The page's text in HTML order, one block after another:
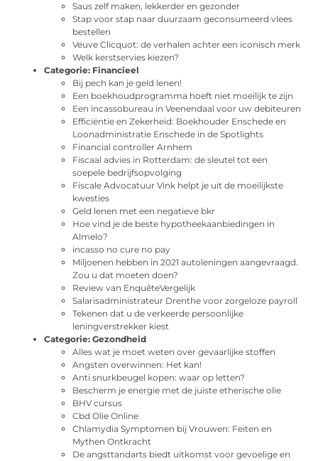
Saus zelf maken, lekkerder en gezonder
Stap voor stap naar duurzaam geconsumeerd vlees
bestellen
Veuve Clicquot: de verhalen achter een iconisch merk
Welk kerstservies kiezen?
Categorie: Financieel
Bij pech kan je geld lenen!
Een boekhoudprogramma hoeft niet moeilijk te zijn
Een incassobureau in Veenendaal voor uw debiteuren
Efficiëntie en Zekerheid: Boekhouder Enschede en
Loonadministratie Enschede in de Spotlights
Financial controller Arnhem
Fiscaal advies in Rotterdam: de sleutel tot een
soepele bedrijfsopvolging
Fiscale Advocatuur Vink helpt je uit de moeilijkste
kwesties
Geld lenen met een negatieve bkr
Hoe vind je de beste hypotheekaanbiedingen in
Almelo?
incasso no cure no pay
Miljoenen hebben in 2021 autoleningen aangevraagd.
Zou u dat moeten doen?
Review van EnquêteVergelijk
Salarisadministrateur Drenthe voor zorgeloze payroll
Tekenen dat u de verkeerde persoonlijke
leningverstrekker kiest
Categorie: Gezondheid
Alles wat je moet weten over gevaarlijke stoffen
Angsten overwinnen: Het kan!
Anti snurkbeugel kopen: waar op letten?
Bescherm je energie met de juiste etherische olie
BHV cursus
Cbd Olie Online
Chlamydia Symptomen bij Vrouwen: Feiten en
Mythen Ontkracht
De angsttandarts biedt uitkomst voor gevoelige en